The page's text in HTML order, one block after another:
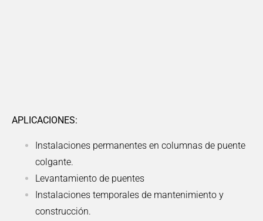
APLICACIONES:
Instalaciones permanentes en columnas de puente
colgante.
Levantamiento de puentes
Instalaciones temporales de mantenimiento y
construcción.